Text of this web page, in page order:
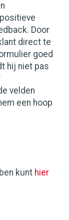
Door
direct te
goed
hij niet pas
velden
een hoop
kunt hier